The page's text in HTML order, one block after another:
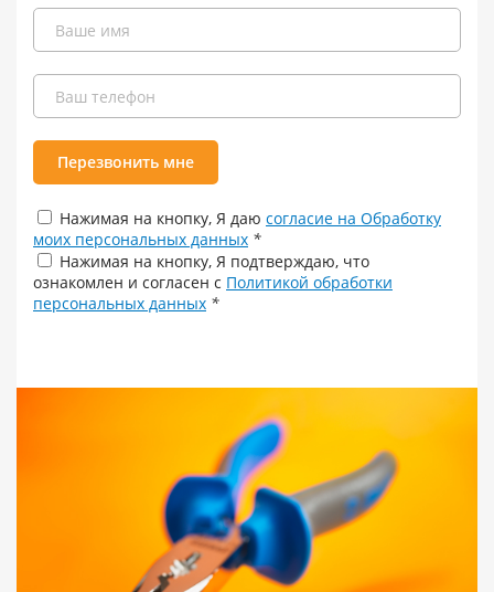
Перезвонить мне
Нажимая на кнопку, Я даю согласие на Обработку
моих персональных данных *
Нажимая на кнопку, Я подтверждаю, что
ознакомлен и согласен с Политикой обработки
персональных данных *